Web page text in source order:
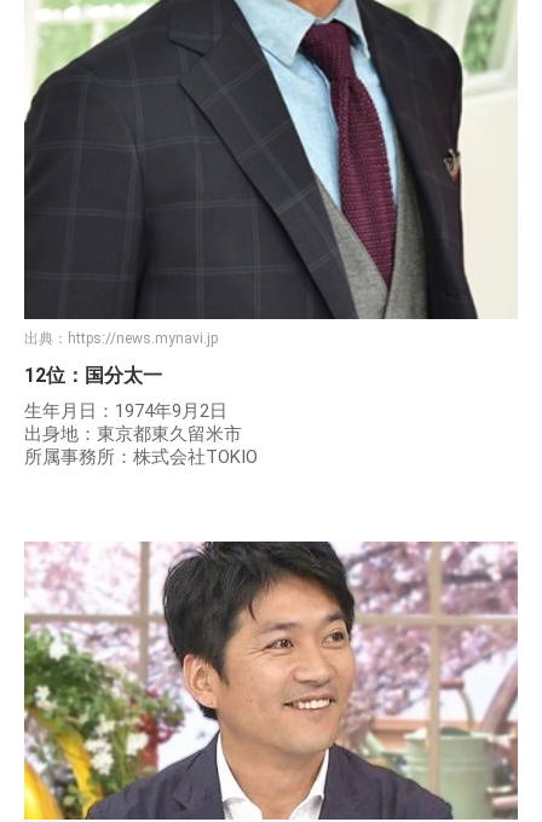
出典： https://news.mynavi.jp
12位：国分太一
生年月日：1974年9月2日
出身地：東京都東久留米市
所属事務所：株式会社TOKIO